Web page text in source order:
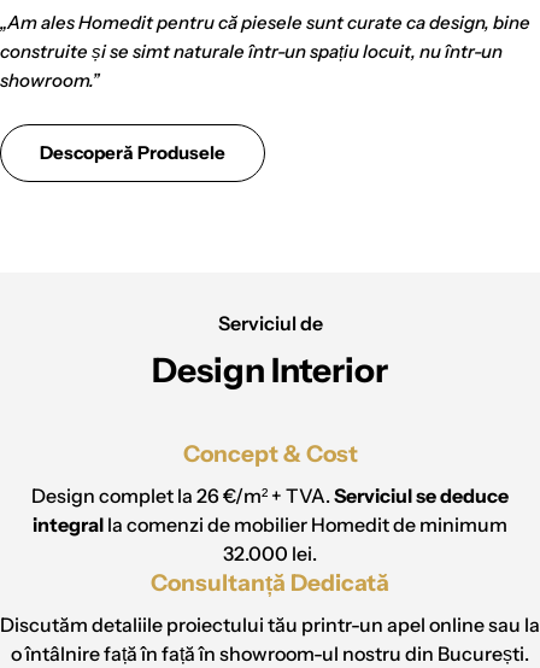
„Am ales Homedit pentru că piesele sunt curate ca design, bine
construite și se simt naturale într-un spațiu locuit, nu într-un
showroom.”
Descoperă Produsele
Serviciul de
Design Interior
Concept & Cost
Design complet la 26 €/m² + TVA.Serviciul se deduce
integral la comenzi de mobilier Homedit de minimum
32.000 lei.
Consultanță Dedicată
Discutăm detaliile proiectului tău printr-un apel online sau la
o întâlnire față în față în showroom-ul nostru din București.